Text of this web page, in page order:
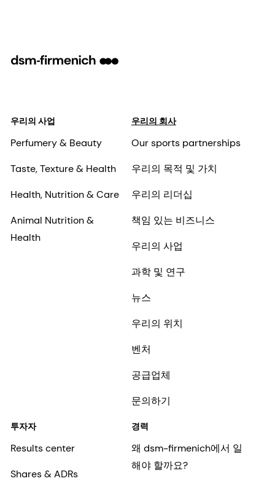
우리의 사업
Perfumery & Beauty
Taste, Texture & Health
Health, Nutrition & Care
Animal Nutrition &
Health
우리의 회사
Our sports partnerships
우리의 목적 및 가치
우리의 리더십
책임 있는 비즈니스
우리의 사업
과학 및 연구
뉴스
우리의 위치
벤처
공급업체
문의하기
투자자
Results center
Shares & ADRs
경력
왜 dsm-firmenich에서 일
해야 할까요?